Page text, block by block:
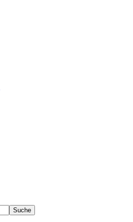
Suche